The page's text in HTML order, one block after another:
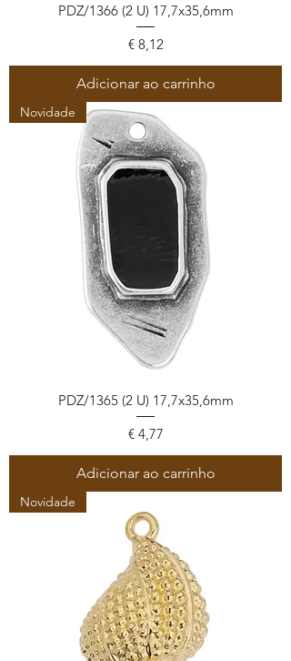
PDZ/1366 (2 U) 17,7x35,6mm
Preço
€ 8,12
Adicionar ao carrinho
Novidade
PDZ/1365 (2 U) 17,7x35,6mm
Preço
€ 4,77
Adicionar ao carrinho
Novidade